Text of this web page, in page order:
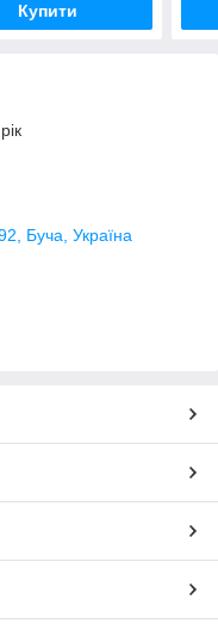
Купити
Буча, Україна